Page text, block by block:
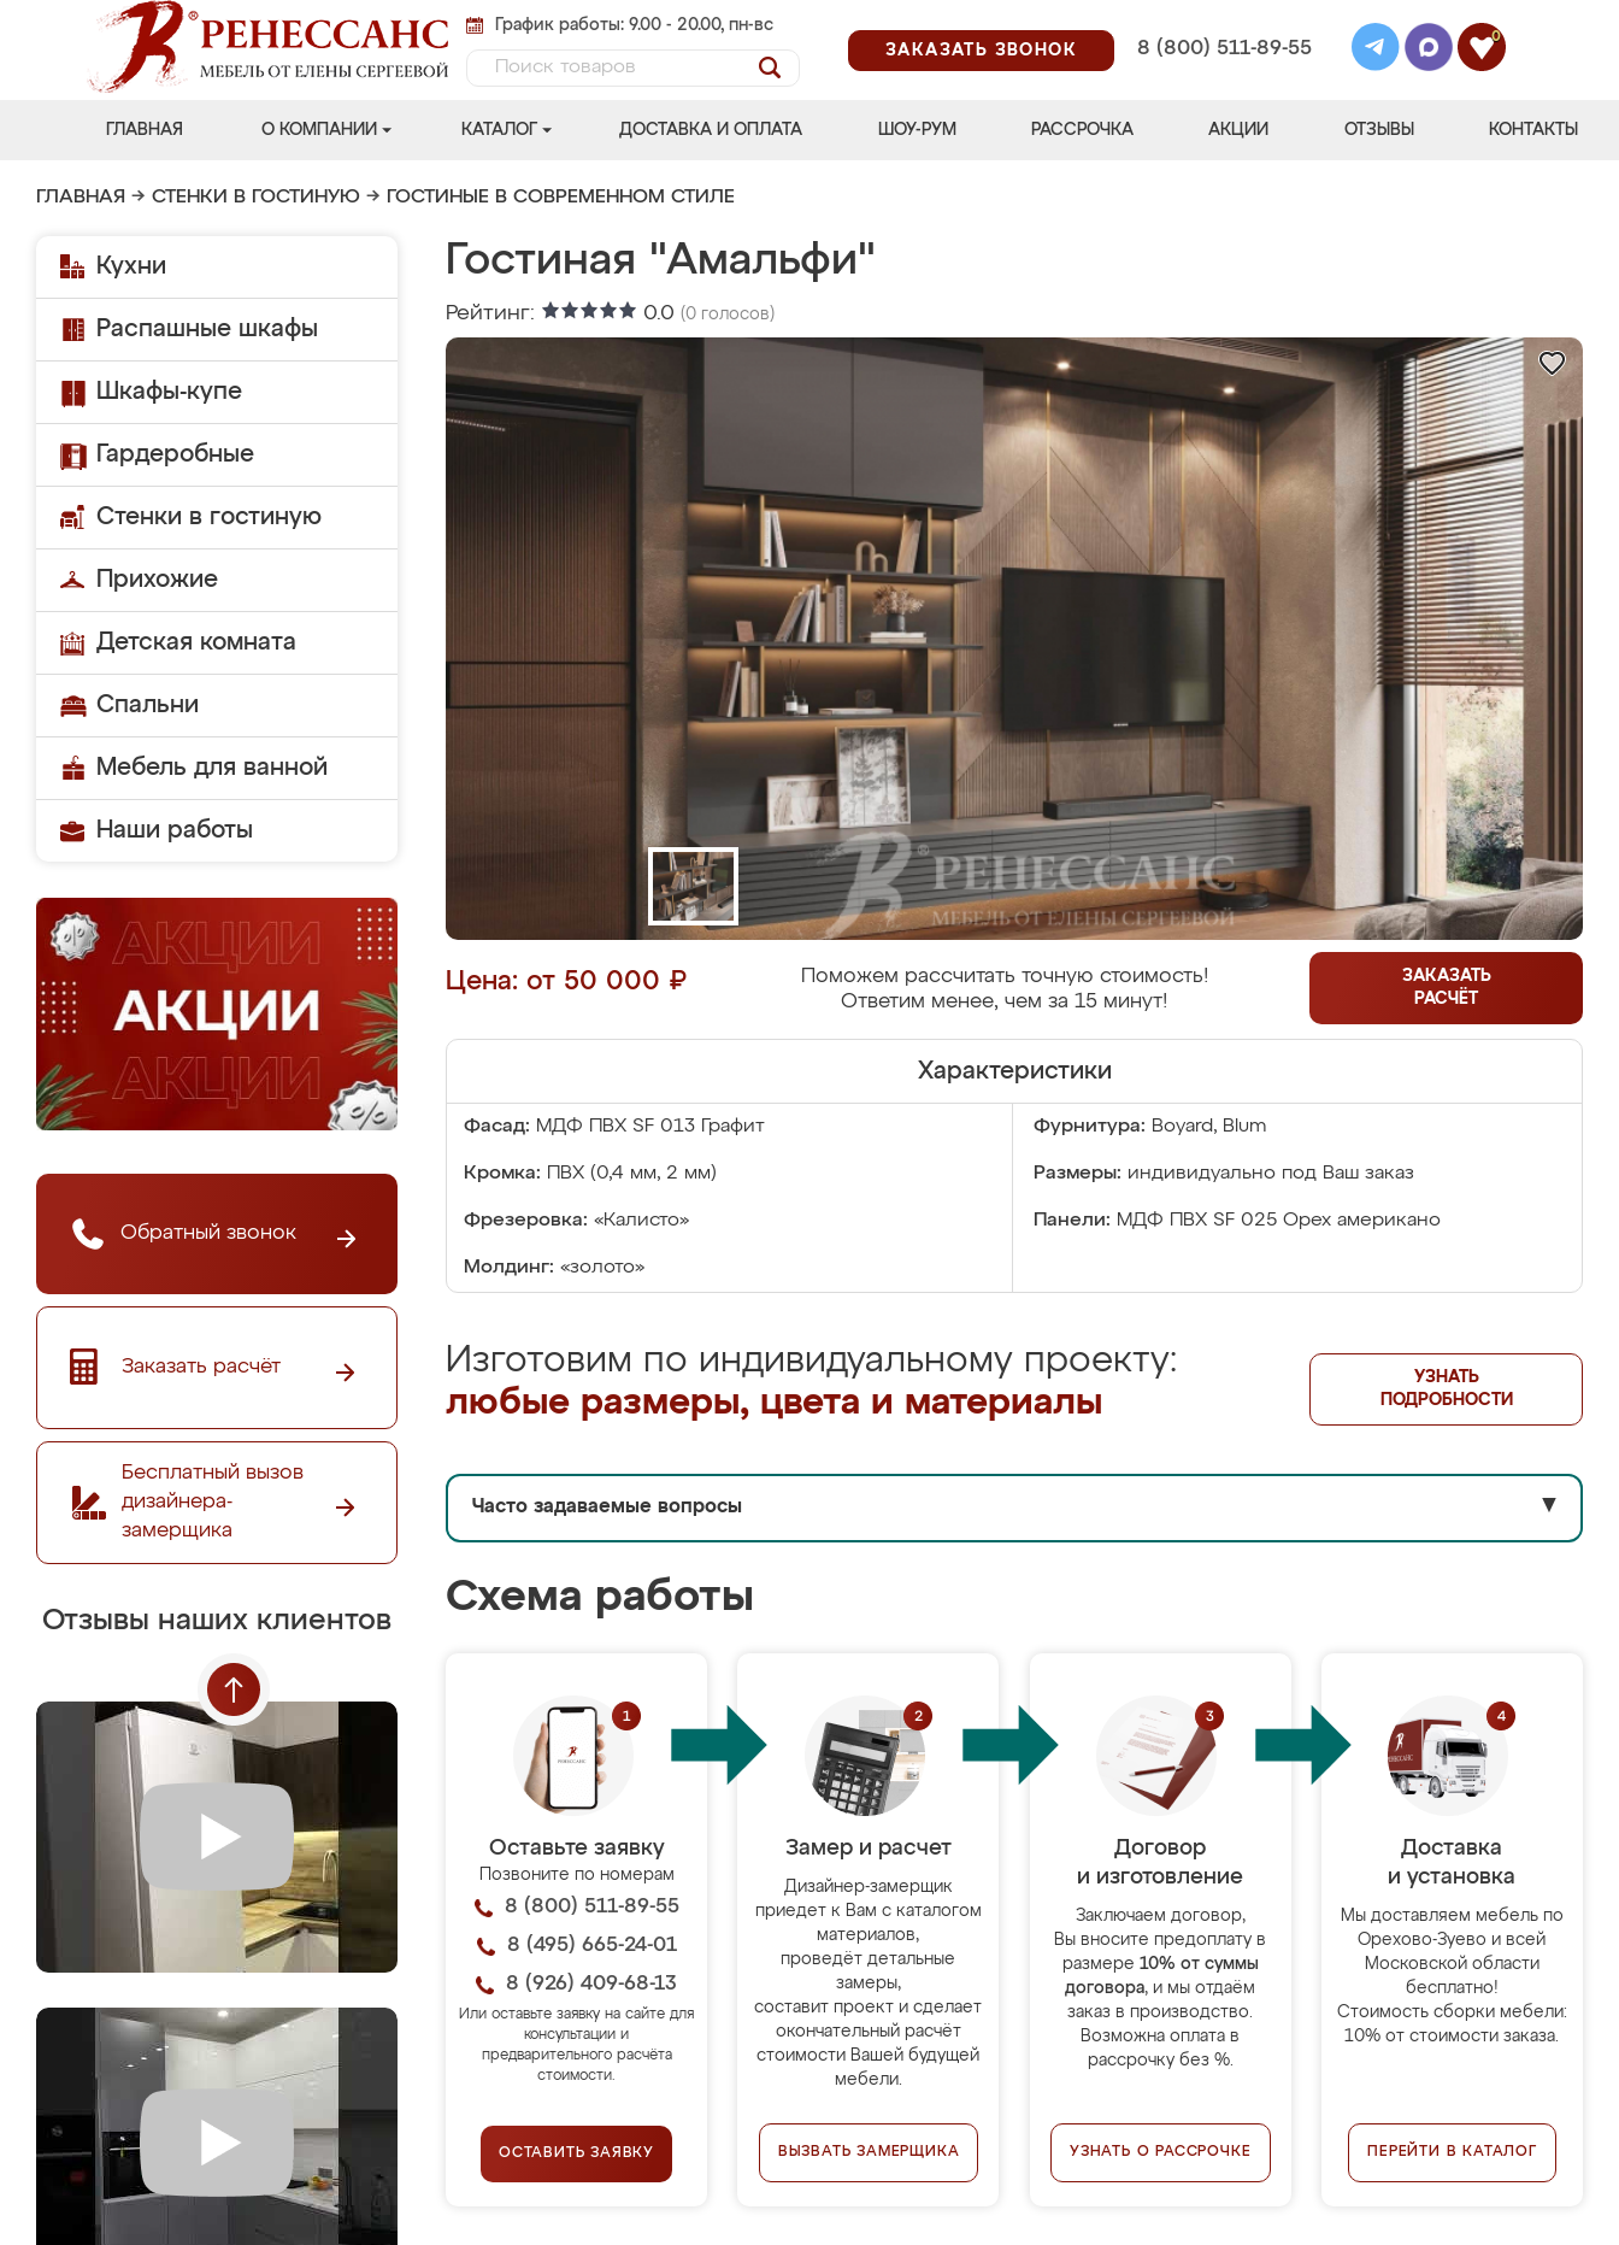
График работы: 9.00 - 20.00, пн-вс
ЗАКАЗАТЬ ЗВОНОК
8 (800) 511-89-55
0
ГЛАВНАЯ О КОМПАНИИ КАТАЛОГ ДОСТАВКА И ОПЛАТА ШОУ-РУМ РАССРОЧКА АКЦИИ ОТЗЫВЫ КОНТАКТЫ
ГЛАВНАЯ → СТЕНКИ В ГОСТИНУЮ → ГОСТИНЫЕ В СОВРЕМЕННОМ СТИЛЕ
Кухни
Распашные шкафы
Шкафы-купе
Гардеробные
Стенки в гостиную
Прихожие
Детская комната
Спальни
Мебель для ванной
Наши работы
Обратный звонок
Заказать расчёт
Бесплатный вызов
дизайнера-
замерщика
Отзывы наших клиентов
Гостиная "Амальфи"
Рейтинг: 0.0 (0 голосов)
Цена: от 50 000 ₽
Поможем рассчитать точную стоимость!
Ответим менее, чем за 15 минут!
ЗАКАЗАТЬ
РАСЧЁТ
Характеристики
Фасад: МДФ ПВХ SF 013 Графит Фурнитура: Boyard, Blum
Кромка: ПВХ (0,4 мм, 2 мм) Размеры: индивидуально под Ваш заказ
Фрезеровка: «Калисто» Панели: МДФ ПBX SF 025 Орех американо
Молдинг: «золото»
Изготовим по индивидуальному проекту:
любые размеры, цвета и материалы
УЗНАТЬ
ПОДРОБНОСТИ
Часто задаваемые вопросы ▼
Схема работы
Оставьте заявку
Позвоните по номерам
8 (800) 511-89-55
8 (495) 665-24-01
8 (926) 409-68-13
Или оставьте заявку на сайте для
консультации и
предварительного расчёта
стоимости.
ОСТАВИТЬ ЗАЯВКУ
Замер и расчет
Дизайнер-замерщик
приедет к Вам с каталогом
материалов,
проведёт детальные
замеры,
составит проект и сделает
окончательный расчёт
стоимости Вашей будущей
мебели.
ВЫЗВАТЬ ЗАМЕРЩИКА
Договор
и изготовление
Заключаем договор,
Вы вносите предоплату в
размере 10% от суммы
договора, и мы отдаём
заказ в производство.
Возможна оплата в
рассрочку без %.
УЗНАТЬ О РАССРОЧКЕ
Доставка
и установка
Мы доставляем мебель по
Орехово-Зуево и всей
Московской области
бесплатно!
Стоимость сборки мебели:
10% от стоимости заказа.
ПЕРЕЙТИ В КАТАЛОГ